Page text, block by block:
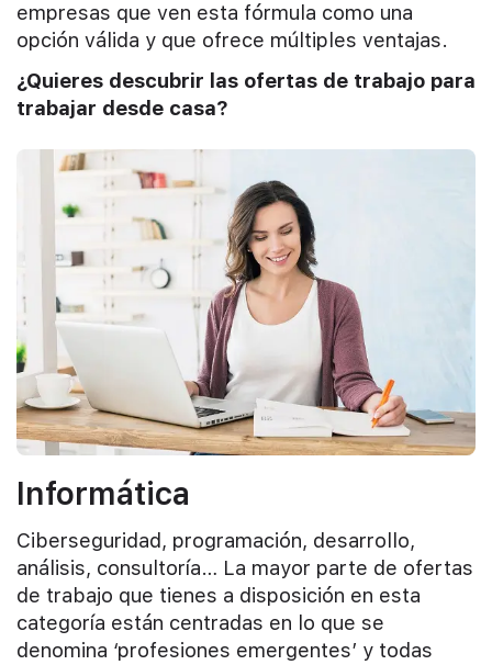
empresas que ven esta fórmula como una
opción válida y que ofrece múltiples ventajas.
¿Quieres descubrir las ofertas de trabajo para
trabajar desde casa?
Informática
Ciberseguridad, programación, desarrollo,
análisis, consultoría… La mayor parte de ofertas
de trabajo que tienes a disposición en esta
categoría están centradas en lo que se
denomina ‘profesiones emergentes’ y todas